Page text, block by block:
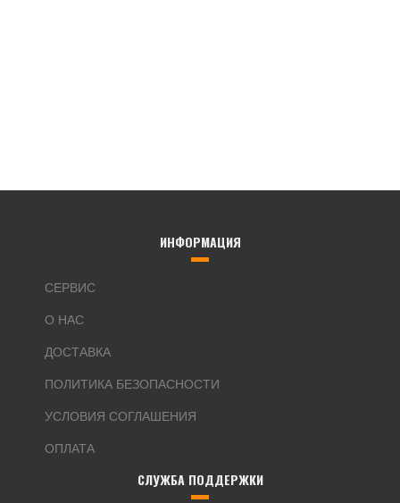
ИНФОРМАЦИЯ
СЕРВИС
О НАС
ДОСТАВКА
ПОЛИТИКА БЕЗОПАСНОСТИ
УСЛОВИЯ СОГЛАШЕНИЯ
ОПЛАТА
СЛУЖБА ПОДДЕРЖКИ